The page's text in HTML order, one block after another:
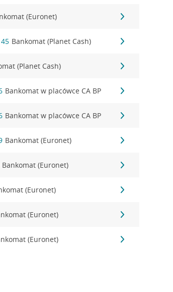
(Euronet)
Bankomat (Planet Cash)
(Planet Cash)
Bankomat w placówce CA BP
Bankomat w placówce CA BP
Bankomat (Euronet)
Bankomat (Euronet)
(Euronet)
(Euronet)
(Euronet)